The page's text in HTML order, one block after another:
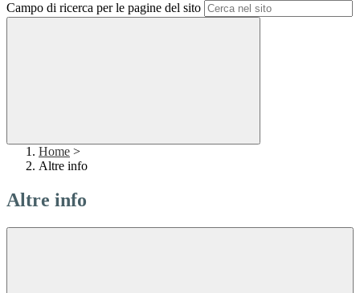
Campo di ricerca per le pagine del sito
Home >
Altre info
Altre info